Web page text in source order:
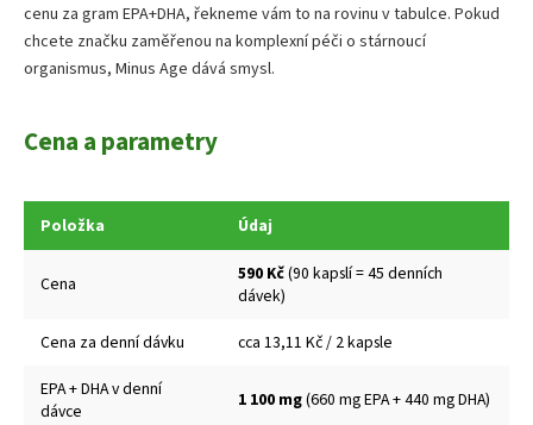
cenu za gram EPA+DHA, řekneme vám to na rovinu v tabulce. Pokud
chcete značku zaměřenou na komplexní péči o stárnoucí
organismus, Minus Age dává smysl.
Cena a parametry
Položka Údaj
Cena 590 Kč(90 kapslí = 45 denních
dávek)
Cena za denní dávku cca 13,11 Kč / 2 kapsle
EPA + DHA v denní
dávce
1 100 mg(660 mg EPA + 440 mg DHA)